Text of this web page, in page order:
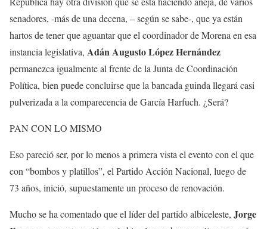
senadores, -más de una decena, – según se sabe-, que ya están
hartos de tener que aguantar que el coordinador de Morena en esa
instancia legislativa, Adán Augusto López Hernández
permanezca igualmente al frente de la Junta de Coordinación
Política, bien puede concluirse que la bancada guinda llegará casi
pulverizada a la comparecencia de García Harfuch. ¿Será?
PAN CON LO MISMO
Eso pareció ser, por lo menos a primera vista el evento con el que
con “bombos y platillos”, el Partido Acción Nacional, luego de
73 años, inició, supuestamente un proceso de renovación.
Mucho se ha comentado que el líder del partido albiceleste, Jorge